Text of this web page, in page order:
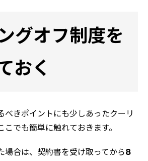
グオフ制度を
おく
べきポイントにも少しあったクーリ
こでも簡単に触れておきます。
場合は、契約書を受け取ってから8